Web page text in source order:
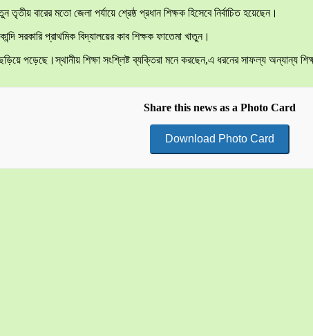
বারের মতো জেলা পর্যায়ে শ্রেষ্ঠ প্রধান শিক্ষক হিসেবে নির্বাচিত হয়েছেন।
সরকারি প্রাথমিক বিদ্যালয়ের কাব শিক্ষক ফাতেমা খাতুন।
পড়েছে।স্থানীয় শিক্ষা সংশ্লিষ্ট ব্যক্তিরা মনে করছেন,এ ধরনের সাফল্য অন্যান্য
Share this news as a Photo Card
Download Photo Card